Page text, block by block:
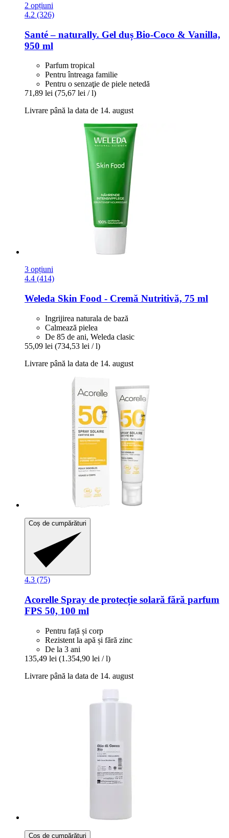
2 opțiuni
4.2 (326)
Santé – naturally. Gel duș Bio-​Coco & Vanilla,
950 ml
Parfum tropical
Pentru întreaga familie
Pentru o senzaţie de piele netedă
71,89 lei (75,67 lei / l)
Livrare până la data de 14. august
3 opțiuni
4.4 (414)
Weleda Skin Food -​ Cremă Nutritivă, 75 ml
Ingrijirea naturala de bază
Calmează pielea
De 85 de ani, Weleda clasic
55,09 lei (734,53 lei / l)
Livrare până la data de 14. august
Coș de cumpărături
4.3 (75)
Acorelle Spray de protecție solară fără parfum
FPS 50, 100 ml
Pentru față și corp
Rezistent la apă și fără zinc
De la 3 ani
135,49 lei (1.354,90 lei / l)
Livrare până la data de 14. august
Coș de cumpărături